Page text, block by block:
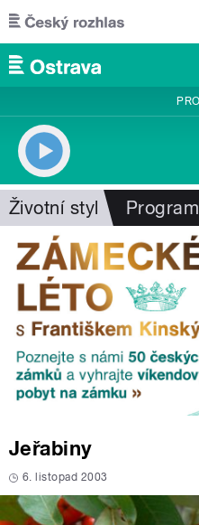
Přejít k hlavnímu obsahu
Životní styl Program
Jeřabiny
6. listopad 2003